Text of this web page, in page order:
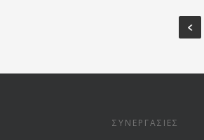
ΣΥΝΕΡΓΑΣΊΕΣ